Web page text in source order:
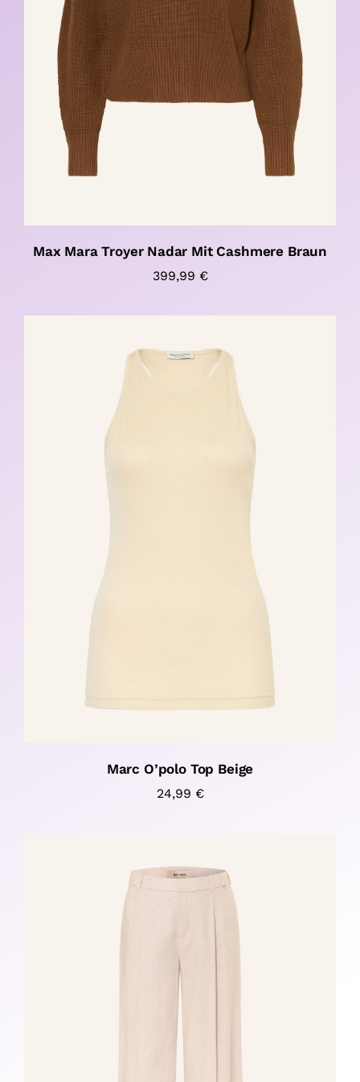
Max Mara Troyer Nadar Mit Cashmere Braun
399,99 €
Marc O’polo Top Beige
24,99 €